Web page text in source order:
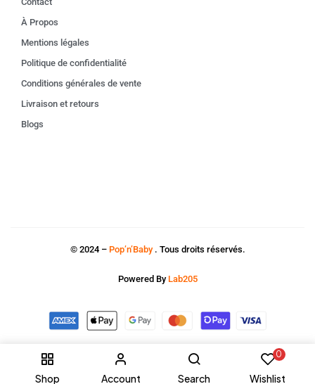
Shop Account Search
0
Wishlist
À Propos
Mentions légales
Politique de confidentialité
Conditions générales de vente
Livraison et retours
Blogs
© 2024 – Pop’n’Baby. Tous droits réservés.
Powered By Lab205